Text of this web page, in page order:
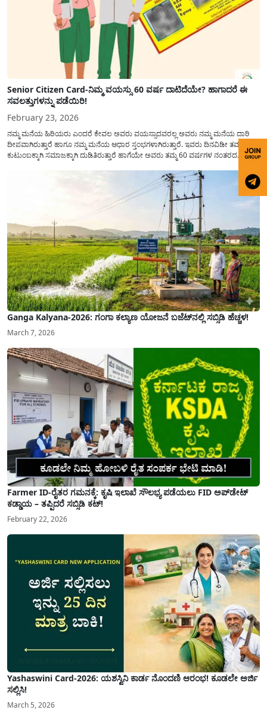
Senior Citizen Card-ನಿಮ್ಮ ವಯಸ್ಸು 60 ವರ್ಷ ದಾಟಿದೆಯೇ? ಹಾಗಾದರೆ ಈ
ಸವಲತ್ತುಗಳನ್ನು ಪಡೆಯಿರಿ!
February 23, 2026
ನಮ್ಮ ಮನೆಯ ಹಿರಿಯರು ಎಂದರೆ ಕೇವಲ ಅವರು ವಯಸ್ಸಾದವರಲ್ಲ ಅವರು ನಮ್ಮ ಮನೆಯ ದಾರಿ
ದೀಪವಾಗಿರುತ್ತಾರೆ ಹಾಗೂ ನಮ್ಮ ಮನೆಯ ಆಧಾರ ಸ್ತಂಭಗಳಾಗಿರುತ್ತಾರೆ. ಇವರು ದಿನವಿಡೀ ತಮ್ಮ
ಕುಟುಂಬಕ್ಕಾಗಿ ಸಮಾಜಕ್ಕಾಗಿ ದುಡಿತಿರುತ್ತಾರೆ ಹಾಗೆಯೇ ಅವರು ತಮ್ಮ 60 ವರ್ಷಗಳ ನಂತರದ
Ganga Kalyana-2026: ಗಂಗಾ ಕಲ್ಯಾಣ ಯೋಜನೆ ಬಜೆಟ್‌ನಲ್ಲಿ ಸಬ್ಸಿಡಿ ಹೆಚ್ಚಳ!
March 7, 2026
Farmer ID-ರೈತರ ಗಮನಕ್ಕೆ: ಕೃಷಿ ಇಲಾಖೆ ಸೌಲಭ್ಯ ಪಡೆಯಲು FID ಅಪ್‌ಡೇಟ್
ಕಡ್ಡಾಯ – ತಪ್ಪಿದರೆ ಸಬ್ಸಿಡಿ ಕಟ್!
February 22, 2026
Yashaswini Card-2026: ಯಶಸ್ವಿನಿ ಕಾರ್ಡ ನೊಂದಣಿ ಆರಂಭ! ಕೂಡಲೇ ಅರ್ಜಿ
ಸಲ್ಲಿಸಿ!
March 5, 2026